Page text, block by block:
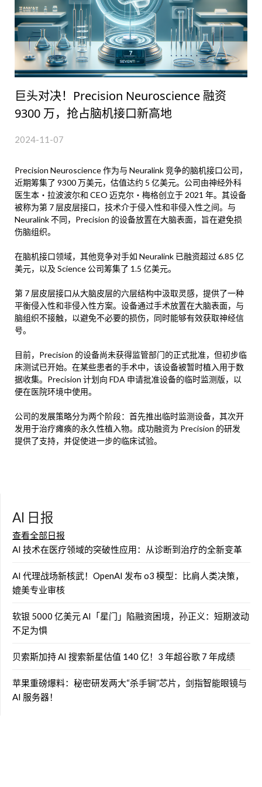
巨头对决！Precision Neuroscience 融资
9300 万，抢占脑机接口新高地
2024-11-07
Precision Neuroscience 作为与 Neuralink 竞争的脑机接口公司，
近期筹集了 9300 万美元，估值达约 5 亿美元。公司由神经外科
医生本・拉波波尔和 CEO 迈克尔・梅格创立于 2021 年。其设备
被称为第 7 层皮层接口，技术介于侵入性和非侵入性之间。与
Neuralink 不同，Precision 的设备放置在大脑表面，旨在避免损
伤脑组织。
在脑机接口领域，其他竞争对手如 Neuralink 已融资超过 6.85 亿
美元，以及 Science 公司筹集了 1.5 亿美元。
第 7 层皮层接口从大脑皮层的六层结构中汲取灵感，提供了一种
平衡侵入性和非侵入性方案。设备通过手术放置在大脑表面，与
脑组织不接触，以避免不必要的损伤，同时能够有效获取神经信
号。
目前，Precision 的设备尚未获得监管部门的正式批准，但初步临
床测试已开始。在某些患者的手术中，该设备被暂时植入用于数
据收集。Precision 计划向 FDA 申请批准设备的临时监测版，以
便在医院环境中使用。
公司的发展策略分为两个阶段：首先推出临时监测设备，其次开
发用于治疗瘫痪的永久性植入物。成功融资为 Precision 的研发
提供了支持，并促使进一步的临床试验。
AI 日报
查看全部日报
AI 技术在医疗领域的突破性应用：从诊断到治疗的全新变革
AI 代理战场新核武！OpenAI 发布 o3 模型：比肩人类决策，
媲美专业审核
软银 5000 亿美元 AI「星门」陷融资困境，孙正义：短期波动
不足为惧
贝索斯加持 AI 搜索新星估值 140 亿！3 年超谷歌 7 年成绩
苹果重磅爆料：秘密研发两大“杀手锏”芯片，剑指智能眼镜与
AI 服务器！